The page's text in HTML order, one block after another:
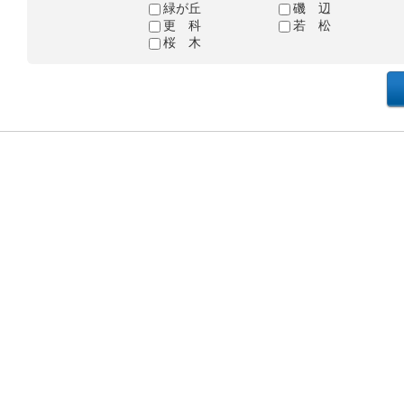
緑が丘
磯 辺
更 科
若 松
桜 木